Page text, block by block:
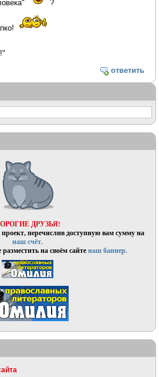
?
ответить
ДРУЗЬЯ!
перечислив доступную вам сумму на
наш счёт.
на своём сайтенаш баннер.